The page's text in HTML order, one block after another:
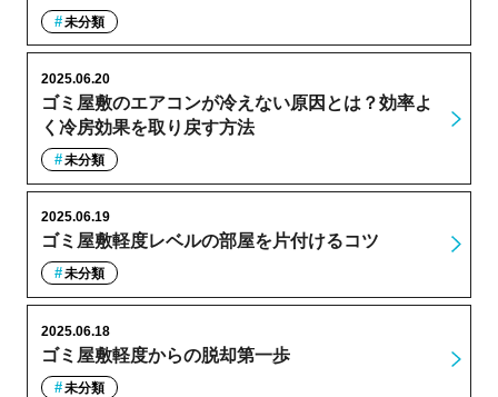
未分類
ゴミ屋敷のエアコンが冷えない原因とは？効率よ
く冷房効果を取り戻す方法
2025.06.20
未分類
ゴミ屋敷軽度レベルの部屋を片付けるコツ
2025.06.19
未分類
ゴミ屋敷軽度からの脱却第一歩
2025.06.18
未分類